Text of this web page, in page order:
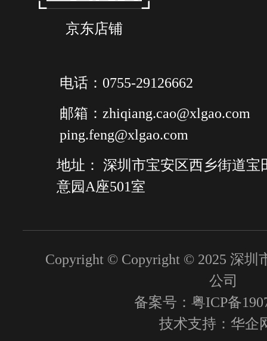
京东店铺
电话：0755-29126662
邮箱：zhiqiang.cao@xlgao.com
ping.feng@xlgao.com
地址： 深圳市宝安区西乡街道宝
意园A座501室
Copyright © Copyright © 2025 深圳
公司
备案号：粤ICP备
技术支持： 华企